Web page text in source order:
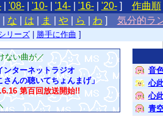
| '08-| '10-| '14-| '16-| '20-] 作曲順
な は ま や| ら わ ] 気分的ラ
リーズ| 勝手に作曲 ]
ない曲が／
ンターネットラジオ
さんの聴いてちょんまげ」
第百回放送開始!!
音
心
心
青